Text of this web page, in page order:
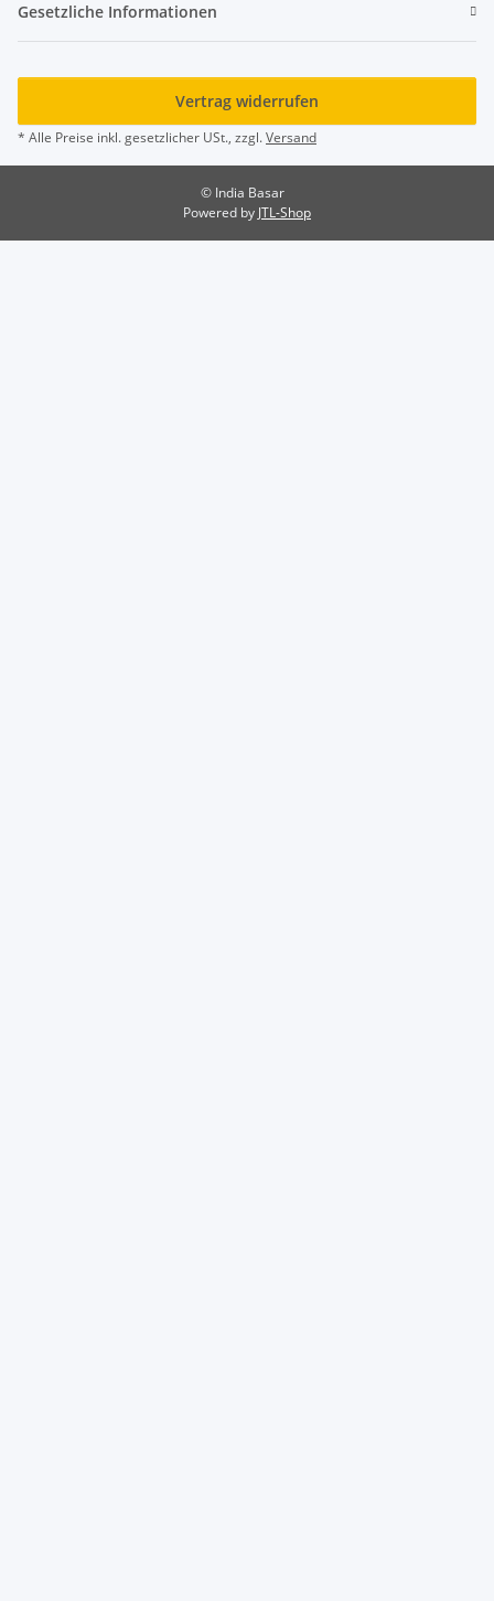
Gesetzliche Informationen
Vertrag widerrufen
* Alle Preise inkl. gesetzlicher USt., zzgl.Versand
© India Basar
Powered by JTL-Shop